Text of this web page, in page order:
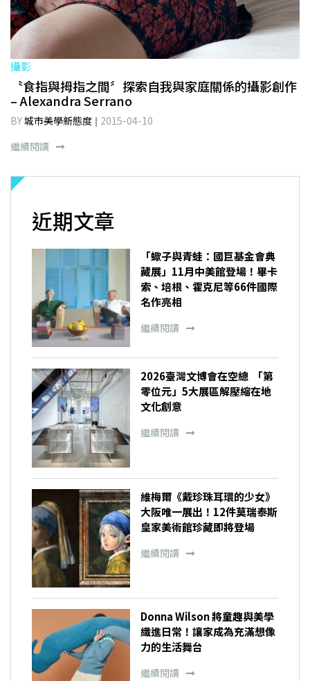
攝影
〝食指與拇指之間〞探索自我與家庭關係的攝影創作
– Alexandra Serrano
BY城市美學新態度
2015-04-10
繼續閱讀
近期文章
「蠍子與青蛙：國巨基金會典
藏展」11月中美館登場！畢卡
索、培根、霍克尼等66件國際
名作亮相
繼續閱讀
2026臺灣文博會在空總 「第
零位元」5大展區解壓縮在地
文化創意
繼續閱讀
維梅爾《戴珍珠耳環的少女》
大阪唯一展出！12件莫瑞泰斯
皇家美術館珍藏即將登場
繼續閱讀
Donna Wilson 將童趣與美學
織進日常！讓家成為充滿想像
力的生活舞台
繼續閱讀